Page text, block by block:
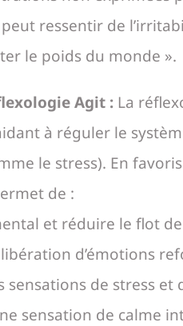
ressentir de
le poids du monde ».
Agit : La
à réguler le
le stress). En
de :
et réduire le flot
d’émotions
sensations de stress et
sensation de calme